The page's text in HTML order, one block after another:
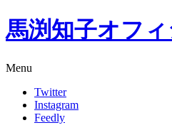
馬渕知子オフ
Menu
Twitter
Instagram
Feedly